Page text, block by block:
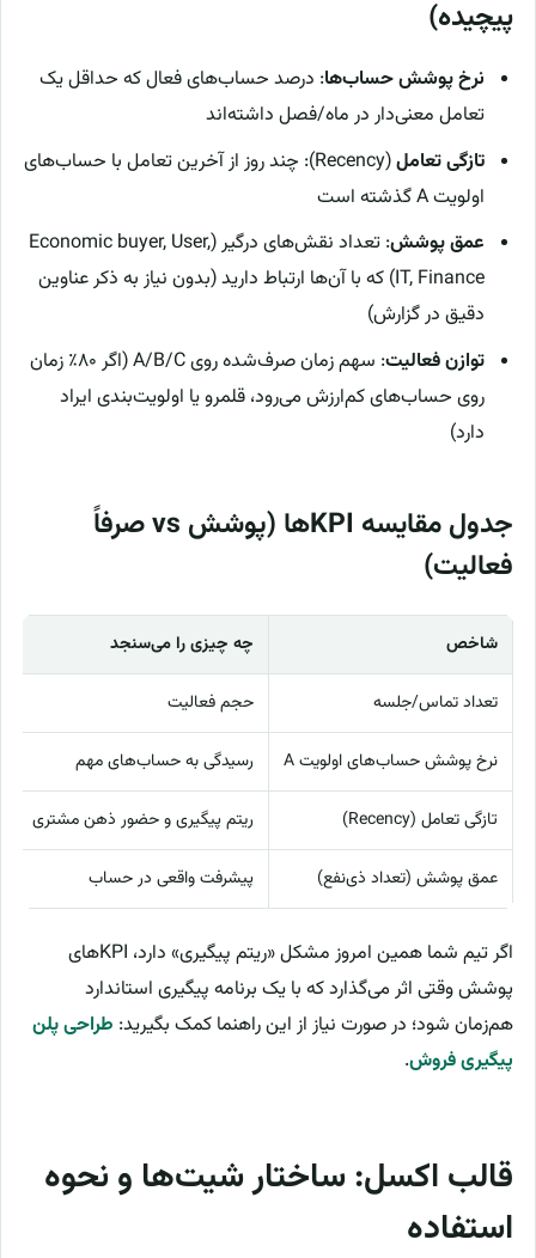
پیچیده)
نرخ پوشش حساب‌ها: درصد حساب‌های فعال که حداقل یک
تعامل معنی‌دار در ماه/فصل داشته‌اند
تازگی تعامل
(Recency): چند روز از آخرین تعامل با حساب‌های
اولویت A گذشته است
عمق پوشش
: تعداد نقش‌های درگیر (Economic buyer, User,
IT, Finance) که با آن‌ها ارتباط دارید (بدون نیاز به ذکر عناوین
دقیق در گزارش)
توازن فعالیت
: سهم زمان صرف‌شده روی A/B/C (اگر ۸۰٪ زمان
روی حساب‌های کم‌ارزش می‌رود، قلمرو یا اولویت‌بندی ایراد
دارد)
جدول مقایسه KPIها (پوشش vs صرفاً
فعالیت)
شاخص چه چیزی را می‌سنجد
تعداد تماس/جلسه حجم فعالیت
نرخ پوشش حساب‌های اولویت A رسیدگی به حساب‌های مهم
تازگی تعامل (Recency) ریتم پیگیری و حضور ذهن مشتری
عمق پوشش (تعداد ذی‌نفع) پیشرفت واقعی در حساب
اگر تیم شما همین امروز مشکل «ریتم پیگیری» دارد، KPIهای
پوشش وقتی اثر می‌گذارد که با یک برنامه پیگیری استاندارد
هم‌زمان شود؛ در صورت نیاز از این راهنما کمک بگیرید: طراحی پلن
پیگیری فروش.
قالب اکسل: ساختار شیت‌ها و نحوه
استفاده